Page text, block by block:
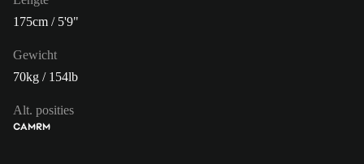
175cm / 5'9"
Gewicht
70kg / 154lb
Alt. posities
CAMRM